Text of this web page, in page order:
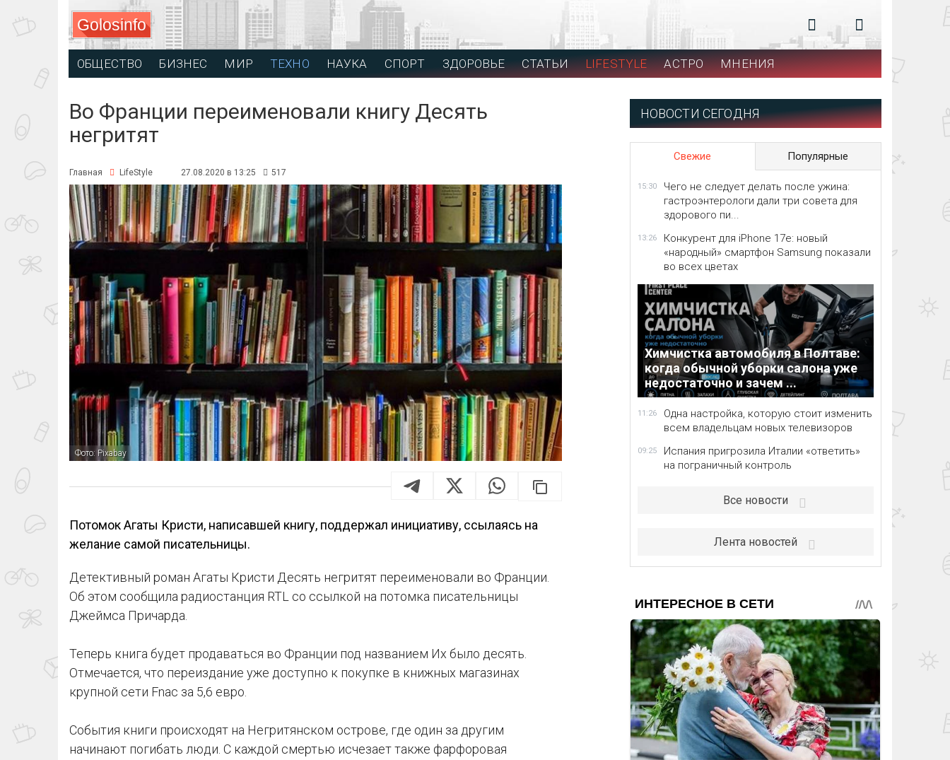
Golosinfo
ОБЩЕСТВО БИЗНЕС МИР ТЕХНО НАУКА СПОРТ ЗДОРОВЬЕ СТАТЬИ LIFESTYLE АСТРО МНЕНИЯ
Во Франции переименовали книгу Десять
негритят
Главная LifeStyle 27.08.2020 в 13:25 517
Фото: Pixabay
Потомок Агаты Кристи, написавшей книгу, поддержал инициативу, ссылаясь на
желание самой писательницы.
Детективный роман Агаты Кристи Десять негритят переименовали во Франции.
Об этом сообщила радиостанция RTL со ссылкой на потомка писательницы
Джеймса Причарда.
Теперь книга будет продаваться во Франции под названием Их было десять.
Отмечается, что переиздание уже доступно к покупке в книжных магазинах
крупной сети Fnac за 5,6 евро.
События книги происходят на Негритянском острове, где один за другим
начинают погибать люди. С каждой смертью исчезает также фарфоровая
НОВОСТИ СЕГОДНЯ
Свежие Популярные
15:30
Чего не следует делать после ужина:
гастроэнтерологи дали три совета для
здорового пи...
13:26
Конкурент для iPhone 17e: новый
«народный» смартфон Samsung показали
во всех цветах
Химчистка автомобиля в Полтаве:
когда обычной уборки салона уже
недостаточно и зачем ...
11:26
Одна настройка, которую стоит изменить
всем владельцам новых телевизоров
09:25
Испания пригрозила Италии «ответить»
на пограничный контроль
Все новости
Лента новостей